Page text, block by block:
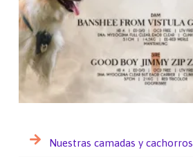
Nuestras camadas y cachorros